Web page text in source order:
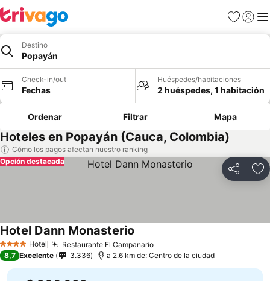
Favoritos
Iniciar
Destino
Popayán
Check-in/out
Fechas
Huéspedes/habitaciones
2 huéspedes, 1 habitación
Ordenar Filtrar Mapa
Hoteles en Popayán (Cauca, Colombia)
Cómo los pagos afectan nuestro ranking
Compartir
Opción destacada
4 EstrellasHotel Restaurante El CampanarioVer precios
Hotel Dann Monasterio
8,7 Excelente 3.336 a 2.6 km de: Centro de la ciudad